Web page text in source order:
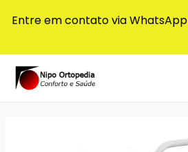
Entre em contato via WhatsApp